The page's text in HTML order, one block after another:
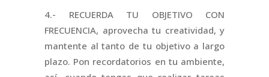
4.- RECUERDA TU OBJETIVO CON
FRECUENCIA, aprovecha tu creatividad, y
mantente al tanto de tu objetivo a largo
plazo. Pon recordatorios en tu ambiente,